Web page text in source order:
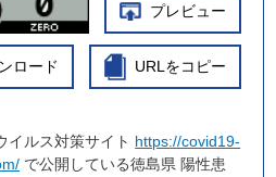
プレビュー
ロード URLをコピー
イルス対策サイト https://covid19-
で公開している徳島県 陽性患